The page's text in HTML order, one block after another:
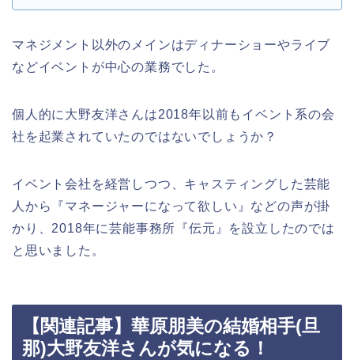
マネジメント以外のメインはディナーショーやライブ
などイベントが中心の業務でした。
個人的に大野友洋さんは2018年以前もイベント系の会
社を起業されていたのではないでしょうか？
イベント会社を経営しつつ、キャスティングした芸能
人から『マネージャーになって欲しい』などの声が掛
かり、2018年に芸能事務所『伝元』を設立したのでは
と思いました。
【関連記事】華原朋美の結婚相手(旦
那)大野友洋さんが気になる！